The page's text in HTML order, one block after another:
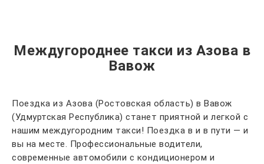
Междугороднее такси из Азова в
Вавож
Поездка из Азова (Ростовская область) в Вавож
(Удмуртская Республика) станет приятной и легкой с
нашим междугородним такси! Поездка в и в пути — и
вы на месте. Профессиональные водители,
современные автомобили с кондиционером и